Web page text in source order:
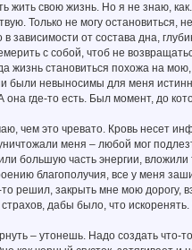
жить свою жизнь. Но я не знаю,
Только не могу остановиться,
зависимости от состава дна,
с собой, чтоб не
жизнь становиться похожа на
были невыносимы для меня
она где-то есть. Был момент, до
чем это чревато. Кровь несет
меня – любой мог
большую часть энергии,
благополучия, все у меня
решил, закрыть мне мою дорогу,
дабы было, что
– утонешь. Надо создать что-